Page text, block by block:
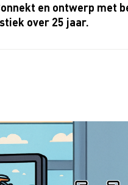
en ontwerp met
over 25 jaar.